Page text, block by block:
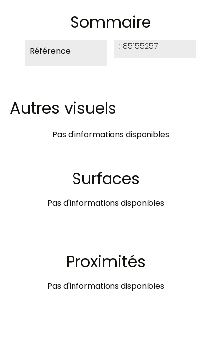
Sommaire
Référence 85155257
Autres visuels
Pas d'informations disponibles
Surfaces
Pas d'informations disponibles
Proximités
Pas d'informations disponibles